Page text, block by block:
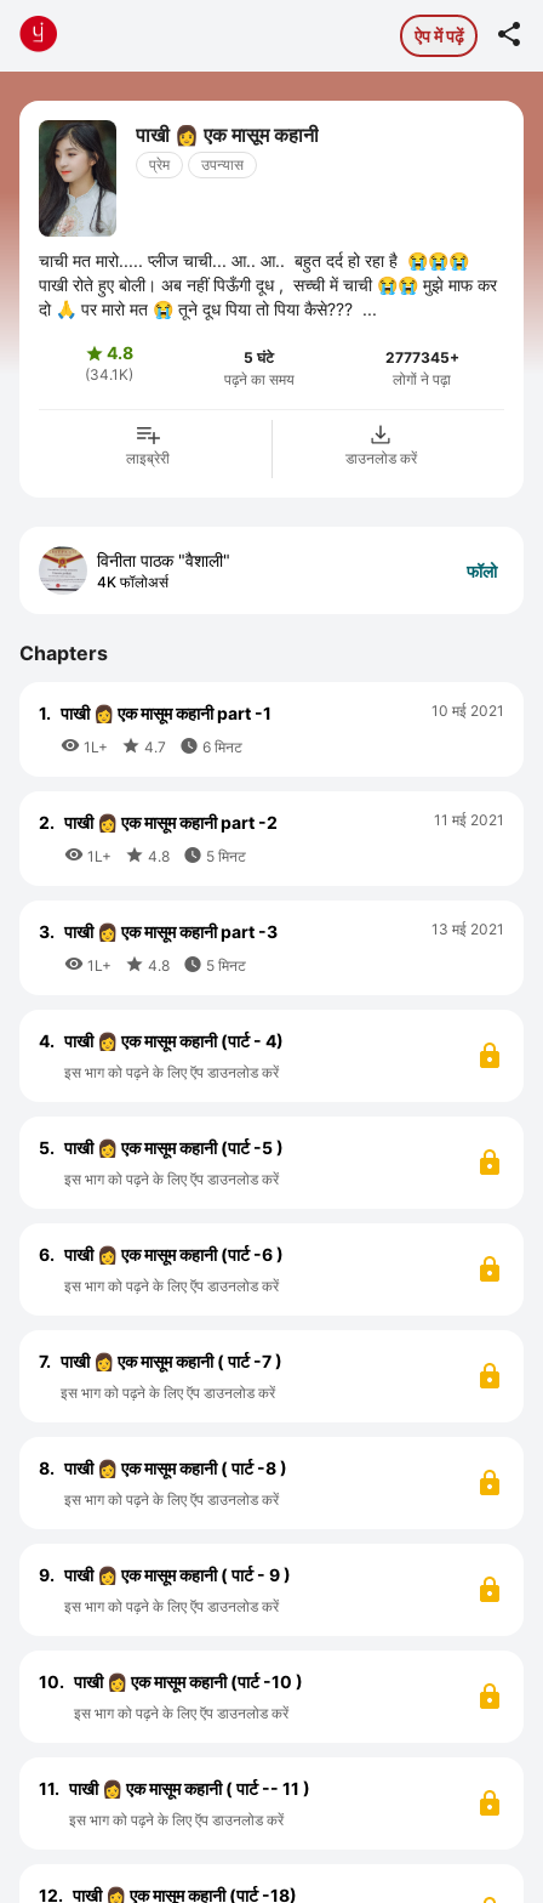
ऐप में पढ़ें 
पाखी 👩 एक मासूम कहानी
प्रेम उपन्यास
चाची मत मारो..... प्लीज चाची... आ.. आ.. बहुत दर्द हो रहा है 😭😭😭
पाखी रोते हुए बोली। अब नहीं पिऊँगी दूध , सच्ची में चाची 😭😭 मुझे माफ कर
दो 🙏 पर मारो मत 😭 तूने दूध पिया तो पिया कैसे??? ...
4.8
(34.1K)
5 घंटे
पढ़ने का समय
2777345+
लोगों ने पढ़ा
लाइब्रेरी डाउनलोड करें
विनीता पाठक "वैशाली"
4K फॉलोअर्स
फॉलो
Chapters
1. पाखी 👩 एक मासूम कहानी part -1
 1L+  4.7  6 मिनट
10 मई 2021
2. पाखी 👩 एक मासूम कहानी part -2
 1L+  4.8  5 मिनट
11 मई 2021
3. पाखी 👩 एक मासूम कहानी part -3
 1L+  4.8  5 मिनट
13 मई 2021
4. पाखी 👩 एक मासूम कहानी (पार्ट - 4)
इस भाग को पढ़ने के लिए ऍप डाउनलोड करें
5. पाखी 👩 एक मासूम कहानी (पार्ट -5 )
इस भाग को पढ़ने के लिए ऍप डाउनलोड करें
6. पाखी 👩 एक मासूम कहानी (पार्ट -6 )
इस भाग को पढ़ने के लिए ऍप डाउनलोड करें
7. पाखी 👩 एक मासूम कहानी ( पार्ट -7 )
इस भाग को पढ़ने के लिए ऍप डाउनलोड करें
8. पाखी 👩 एक मासूम कहानी ( पार्ट -8 )
इस भाग को पढ़ने के लिए ऍप डाउनलोड करें
9. पाखी 👩 एक मासूम कहानी ( पार्ट - 9 )
इस भाग को पढ़ने के लिए ऍप डाउनलोड करें
10. पाखी 👩 एक मासूम कहानी (पार्ट -10 )
इस भाग को पढ़ने के लिए ऍप डाउनलोड करें
11. पाखी 👩 एक मासूम कहानी ( पार्ट -- 11 )
इस भाग को पढ़ने के लिए ऍप डाउनलोड करें
12. पाखी 👩 एक मासूम कहानी (पार्ट -18)